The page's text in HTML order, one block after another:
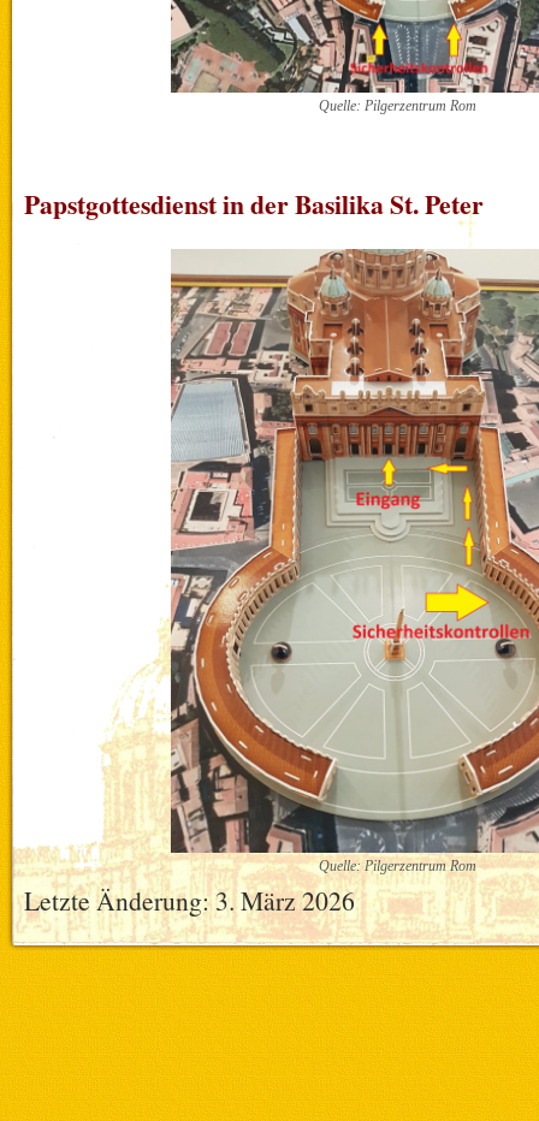
Quelle: Pilgerzentrum Rom
Papstgottesdienst in der Basilika St. Peter
Quelle: Pilgerzentrum Rom
Letzte Änderung: 3. März 2026